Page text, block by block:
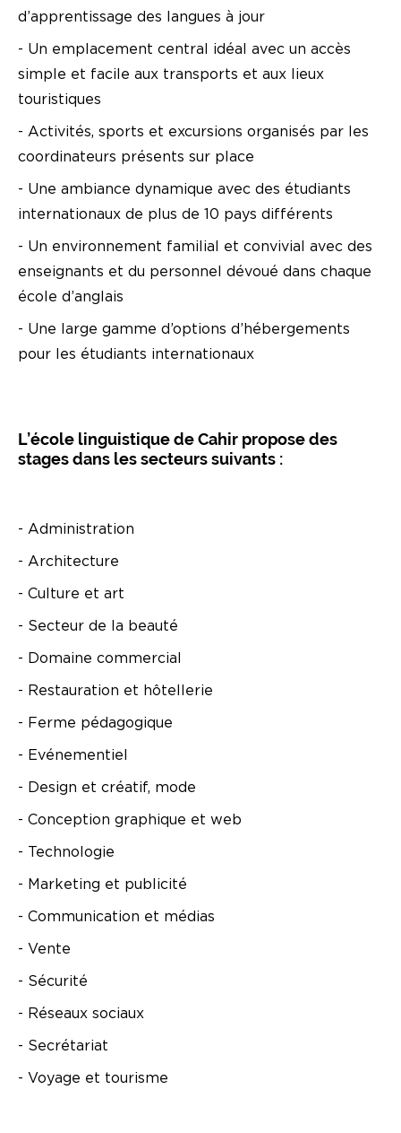
d’apprentissage des langues à jour
- Un emplacement central idéal avec un accès
simple et facile aux transports et aux lieux
touristiques
- Activités, sports et excursions organisés par les
coordinateurs présents sur place
- Une ambiance dynamique avec des étudiants
internationaux de plus de 10 pays différents
- Un environnement familial et convivial avec des
enseignants et du personnel dévoué dans chaque
école d’anglais
- Une large gamme d’options d’hébergements
pour les étudiants internationaux
L’école linguistique de Cahir propose des
stages dans les secteurs suivants :
- Administration
- Architecture
- Culture et art
- Secteur de la beauté
- Domaine commercial
- Restauration et hôtellerie
- Ferme pédagogique
- Evénementiel
- Design et créatif, mode
- Conception graphique et web
- Technologie
- Marketing et publicité
- Communication et médias
- Vente
- Sécurité
- Réseaux sociaux
- Secrétariat
- Voyage et tourisme